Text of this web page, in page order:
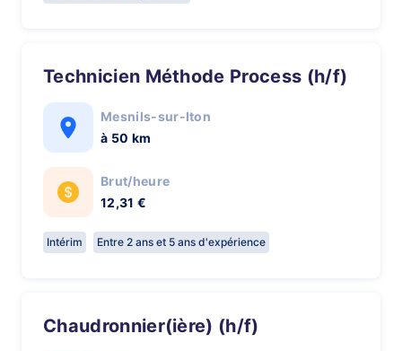
Technicien Méthode Process (h/f)
Mesnils-sur-Iton
à 50 km
Brut/heure
12,31 €
Intérim Entre 2 ans et 5 ans d'expérience
Chaudronnier(ière) (h/f)